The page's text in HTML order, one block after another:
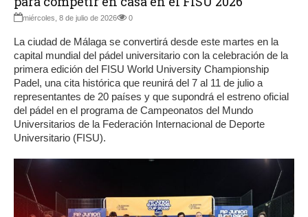
miércoles, 8 de julio de 2026 0
La ciudad de Málaga se convertirá desde este martes en la
capital mundial del pádel universitario con la celebración de la
primera edición del FISU World University Championship
Padel, una cita histórica que reunirá del 7 al 11 de julio a
representantes de 20 países y que supondrá el estreno oficial
del pádel en el programa de Campeonatos del Mundo
Universitarios de la Federación Internacional de Deporte
Universitario (FISU).